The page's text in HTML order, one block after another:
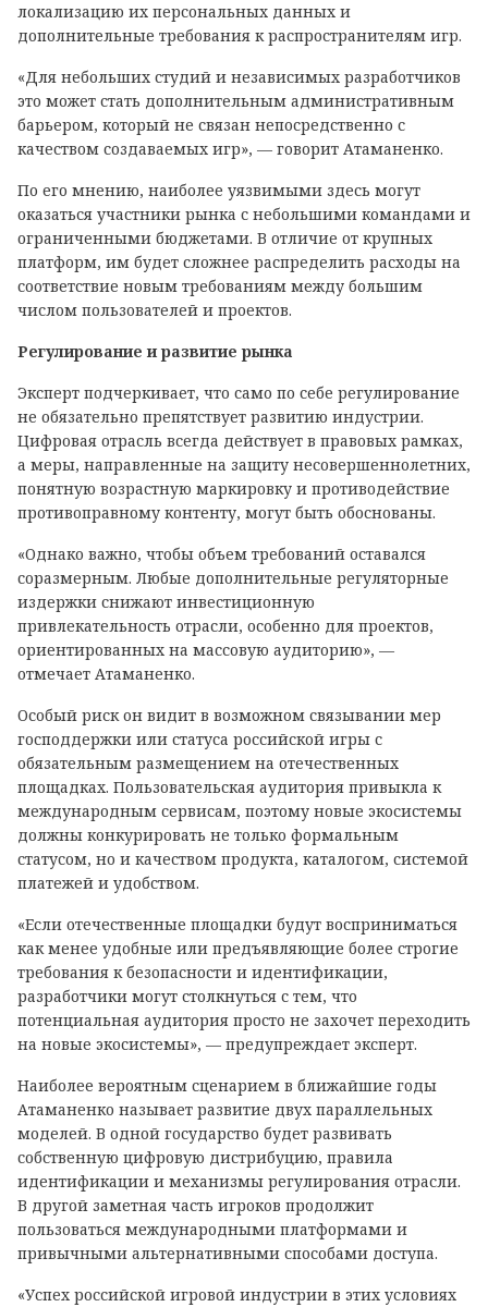
локализацию их персональных данных и
дополнительные требования к распространителям игр.
«Для небольших студий и независимых разработчиков
это может стать дополнительным административным
барьером, который не связан непосредственно с
качеством создаваемых игр», — говорит Атаманенко.
По его мнению, наиболее уязвимыми здесь могут
оказаться участники рынка с небольшими командами и
ограниченными бюджетами. В отличие от крупных
платформ, им будет сложнее распределить расходы на
соответствие новым требованиям между большим
числом пользователей и проектов.
Регулирование и развитие рынка
Эксперт подчеркивает, что само по себе регулирование
не обязательно препятствует развитию индустрии.
Цифровая отрасль всегда действует в правовых рамках,
а меры, направленные на защиту несовершеннолетних,
понятную возрастную маркировку и противодействие
противоправному контенту, могут быть обоснованы.
«Однако важно, чтобы объем требований оставался
соразмерным. Любые дополнительные регуляторные
издержки снижают инвестиционную
привлекательность отрасли, особенно для проектов,
ориентированных на массовую аудиторию», —
отмечает Атаманенко.
Особый риск он видит в возможном связывании мер
господдержки или статуса российской игры с
обязательным размещением на отечественных
площадках. Пользовательская аудитория привыкла к
международным сервисам, поэтому новые экосистемы
должны конкурировать не только формальным
статусом, но и качеством продукта, каталогом, системой
платежей и удобством.
«Если отечественные площадки будут восприниматься
как менее удобные или предъявляющие более строгие
требования к безопасности и идентификации,
разработчики могут столкнуться с тем, что
потенциальная аудитория просто не захочет переходить
на новые экосистемы», — предупреждает эксперт.
Наиболее вероятным сценарием в ближайшие годы
Атаманенко называет развитие двух параллельных
моделей. В одной государство будет развивать
собственную цифровую дистрибуцию, правила
идентификации и механизмы регулирования отрасли.
В другой заметная часть игроков продолжит
пользоваться международными платформами и
привычными альтернативными способами доступа.
«Успех российской игровой индустрии в этих условиях